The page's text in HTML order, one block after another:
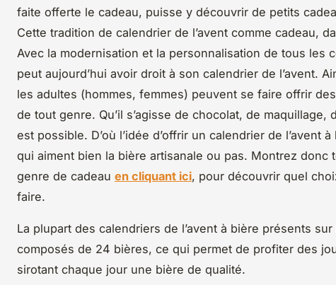
faite offerte le cadeau, puisse y découvrir de petits
Cette tradition de calendrier de l’avent comme cadeau,
Avec la modernisation et la personnalisation de tous les
peut aujourd’hui avoir droit à son calendrier de l’avent.
les adultes (hommes, femmes) peuvent se faire offrir
de tout genre. Qu’il s’agisse de chocolat, de maquillage,
est possible. D’où l’idée d’offrir un calendrier de l’avent
qui aiment bien la bière artisanale ou pas. Montrez donc
genre de cadeau en cliquant ici, pour découvrir quel
faire.
La plupart des calendriers de l’avent à bière présents
composés de 24 bières, ce qui permet de profiter des
sirotant chaque jour une bière de qualité.